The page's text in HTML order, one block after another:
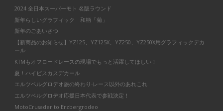
2024 全日本スーパーモト 名阪ラウンド
新年らしいグラフィック 和柄「菊」
新年のごあいさつ
【新商品のお知らせ】YZ125、YZ125X、YZ250、YZ250X用グラフィックデカ
ール
KTMもオフロードレースの現場でもっと活躍してほしい！
夏！ハイビスカスデカール
エルツベルグロデオ旅の終わり-レース以外のあれこれ
エルツベルグロデオ応援日本代表で参戦決定！
MotoCrusader to Erzbergrodeo